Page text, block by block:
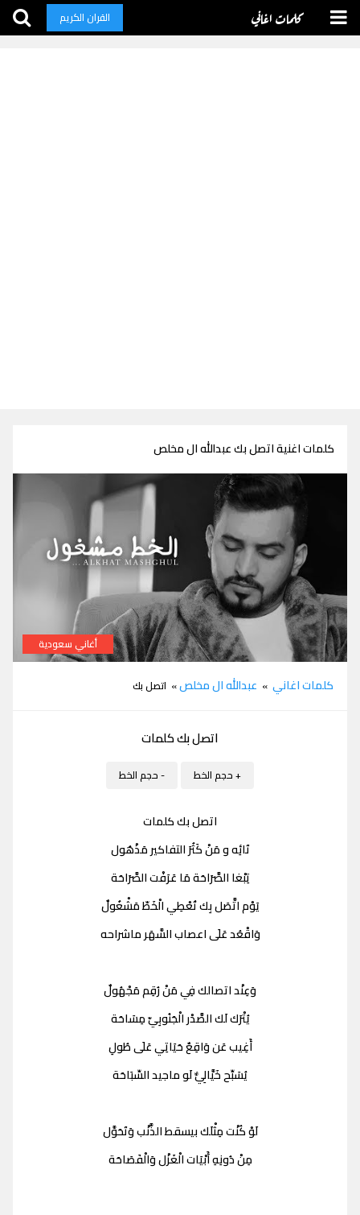
كلمات اغاني القران الكريم
كلمات اغنية اتصل بك عبدالله ال مخلص
أغاني سعودية
كلمات اغاني » عبدالله ال مخلص» اتصل بك
اتصل بك كلمات
+ حجم الخط - حجم الخط
اتصل بك كلمات
تَائِه و مَنْ كَثُرَ التفاكير مَذْهُول
تِبْغا الصَّرَاحَة مَا عَرَفْت الصَّرَاحَة
يَوْم اتَّصَل بِك تُعْطِي الْخَطّ مَشْغُولٌ
وَاقْعُد عَلَى اعصاب السَّهَر ماشراحه
وَعِنْد اتصالك فِي مَنْ رُقِم مَجْهُولٌ
يُتْرَك لَك الصَّدْر الْجَنُوبِيّ مِسَاحَة
أَغِيب عَن وَاقِعٌ حَيَاتِي عَلَى طُولِ
يُسَبِّح خَيَّالِيٌّ لَو ماجيد السِّبَاحَة
لَوْ كُنْت مِثْلَك بيسقط الذَّنْب وَتَحَوَّل
مِنْ دُونِهِ أَبْيَات الْغَزْل وَالْفَصَاحَة